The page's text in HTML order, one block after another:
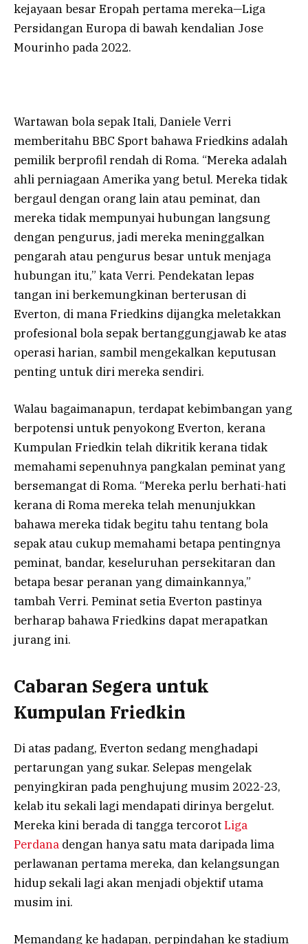
kejayaan besar Eropah pertama mereka—Liga
Persidangan Europa di bawah kendalian Jose
Mourinho pada 2022.
Wartawan bola sepak Itali, Daniele Verri
memberitahu BBC Sport bahawa Friedkins adalah
pemilik berprofil rendah di Roma. “Mereka adalah
ahli perniagaan Amerika yang betul. Mereka tidak
bergaul dengan orang lain atau peminat, dan
mereka tidak mempunyai hubungan langsung
dengan pengurus, jadi mereka meninggalkan
pengarah atau pengurus besar untuk menjaga
hubungan itu,” kata Verri. Pendekatan lepas
tangan ini berkemungkinan berterusan di
Everton, di mana Friedkins dijangka meletakkan
profesional bola sepak bertanggungjawab ke atas
operasi harian, sambil mengekalkan keputusan
penting untuk diri mereka sendiri.
Walau bagaimanapun, terdapat kebimbangan yang
berpotensi untuk penyokong Everton, kerana
Kumpulan Friedkin telah dikritik kerana tidak
memahami sepenuhnya pangkalan peminat yang
bersemangat di Roma. “Mereka perlu berhati-hati
kerana di Roma mereka telah menunjukkan
bahawa mereka tidak begitu tahu tentang bola
sepak atau cukup memahami betapa pentingnya
peminat, bandar, keseluruhan persekitaran dan
betapa besar peranan yang dimainkannya,”
tambah Verri. Peminat setia Everton pastinya
berharap bahawa Friedkins dapat merapatkan
jurang ini.
Cabaran Segera untuk
Kumpulan Friedkin
Di atas padang, Everton sedang menghadapi
pertarungan yang sukar. Selepas mengelak
penyingkiran pada penghujung musim 2022-23,
kelab itu sekali lagi mendapati dirinya bergelut.
Mereka kini berada di tangga tercorotLiga
Perdana dengan hanya satu mata daripada lima
perlawanan pertama mereka, dan kelangsungan
hidup sekali lagi akan menjadi objektif utama
musim ini.
Memandang ke hadapan, perpindahan ke stadium